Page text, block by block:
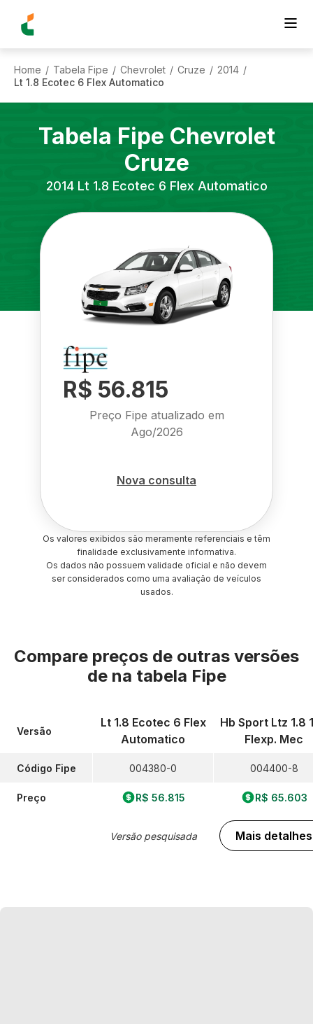
Home / Tabela Fipe / Chevrolet / Cruze / 2014 /
Lt 1.8 Ecotec 6 Flex Automatico
Tabela Fipe Chevrolet
Cruze
2014 Lt 1.8 Ecotec 6 Flex Automatico
R$ 56.815
Preço Fipe atualizado em
Ago/2026
Nova consulta
Os valores exibidos são meramente referenciais e têm
finalidade exclusivamente informativa.
Os dados não possuem validade oficial e não devem
ser considerados como uma avaliação de veículos
usados.
Compare preços de outras versões
de na tabela Fipe
Versão
Código Fipe
Preço
Lt 1.8 Ecotec 6 Flex
Automatico
004380-0
R$ 56.815
Versão pesquisada
Hb Sport Ltz 1.8
Flexp. Mec
004400-8
R$ 65.603
Mais detalhes